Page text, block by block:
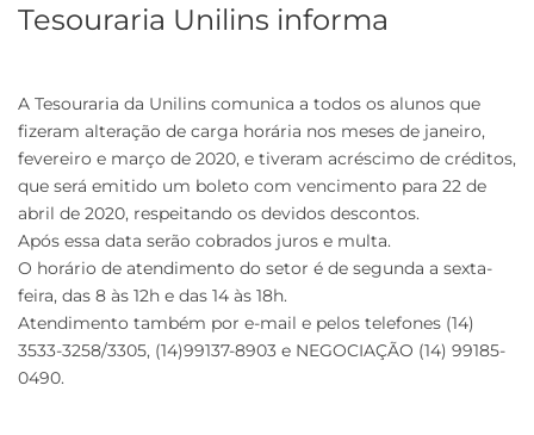
Tesouraria Unilins informa
A Tesouraria da Unilins comunica a todos os alunos que
fizeram alteração de carga horária nos meses de janeiro,
fevereiro e março de 2020, e tiveram acréscimo de créditos,
que será emitido um boleto com vencimento para 22 de
abril de 2020, respeitando os devidos descontos.
Após essa data serão cobrados juros e multa.
O horário de atendimento do setor é de segunda a sexta-
feira, das 8 às 12h e das 14 às 18h.
Atendimento também por e-mail e pelos telefones (14)
3533-3258/3305, (14)99137-8903 e NEGOCIAÇÃO (14) 99185-
0490.